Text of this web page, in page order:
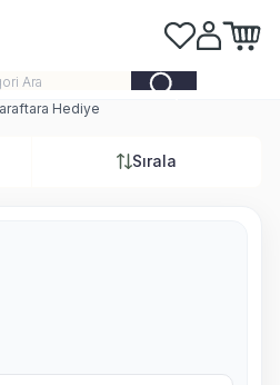
Favorilerim
Hesabım
Hediye
Sırala